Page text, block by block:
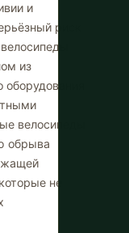
и
риск
из
велосипеды
обрыва
не